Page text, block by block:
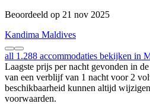
Beoordeeld op 21 nov 2025
Kandima Maldives
all 1.288 accommodaties bekijken in
Laagste prijs per nacht gevonden in
van een verblijf van 1 nacht voor 2
beschikbaarheid kunnen altijd
voorwaarden.